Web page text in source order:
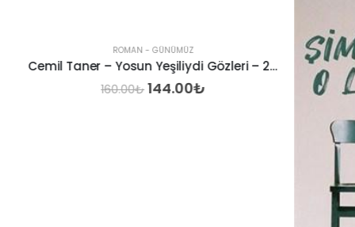
ROMAN - GÜNÜMÜZ
Cemil Taner – Yosun Yeşiliydi Gözleri – 2024
160.00₺Orijinal
144.00₺Şu